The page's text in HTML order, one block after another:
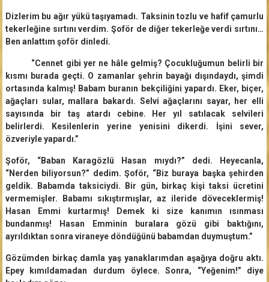
Dizlerim bu ağır yükü taşıyamadı. Taksinin tozlu ve hafif çamurlu
tekerleğine sırtını verdim. Şoför de diğer tekerleğe verdi sırtını…
Ben anlattım şoför dinledi.
“Cennet gibi yer ne hâle gelmiş? Çocukluğumun belirli bir
kısmı burada geçti. O zamanlar şehrin bayağı dışındaydı, şimdi
ortasında kalmış! Babam buranın bekçiliğini yapardı. Eker, biçer,
ağaçları sular, mallara bakardı. Selvi ağaçlarını sayar, her elli
sayısında bir taş atardı cebine. Her yıl satılacak selvileri
belirlerdi. Kesilenlerin yerine yenisini dikerdi. İşini sever,
özveriyle yapardı.”
Şoför, “Baban Karagözlü Hasan mıydı?” dedi. Heyecanla,
“Nerden biliyorsun?” dedim. Şoför, “Biz buraya başka şehirden
geldik. Babamda taksiciydi. Bir gün, birkaç kişi taksi ücretini
vermemişler. Babamı sıkıştırmışlar, az ileride döveceklermiş!
Hasan Emmi kurtarmış! Demek ki size kanımın ısınması
bundanmış! Hasan Emminin buralara gözü gibi baktığını,
ayrıldıktan sonra viraneye döndüğünü babamdan duymuştum.”
Gözümden birkaç damla yaş yanaklarımdan aşağıya doğru aktı.
Epey kımıldamadan durdum öylece. Sonra, “Yeğenim!” diye